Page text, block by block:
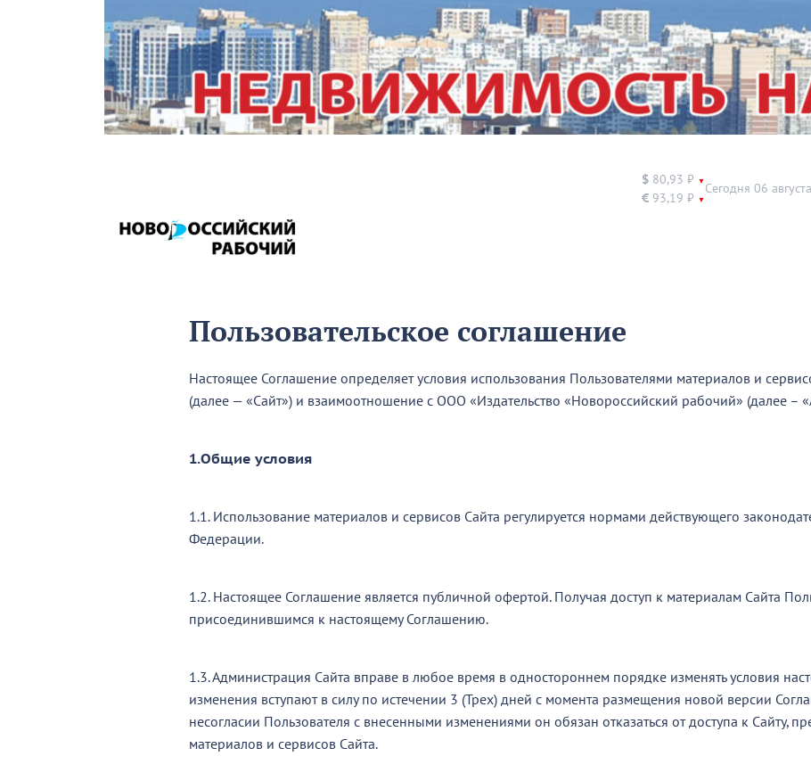
$ 80,93 ₽ ▼
€ 93,19 ₽ ▼
Сегодня 06 августа
Пользовательское соглашение
Настоящее Соглашение определяет условия использования Пользователями материалов и
(далее — «Сайт») и взаимоотношение с ООО «Издательство «Новороссийский рабочий» (далее –
1.Общие условия
1.1. Использование материалов и сервисов Сайта регулируется нормами действующего
Федерации.
1.2. Настоящее Соглашение является публичной офертой. Получая доступ к материалам Сайта
присоединившимся к настоящему Соглашению.
1.3. Администрация Сайта вправе в любое время в одностороннем порядке изменять условия
изменения вступают в силу по истечении 3 (Трех) дней с момента размещения новой версии
несогласии Пользователя с внесенными изменениями он обязан отказаться от доступа к Сайту,
материалов и сервисов Сайта.